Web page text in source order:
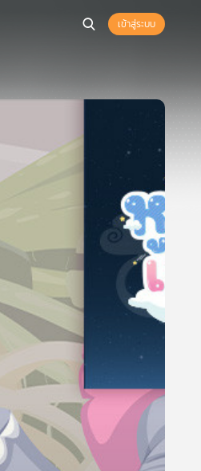
เข้าสู่ระบบ